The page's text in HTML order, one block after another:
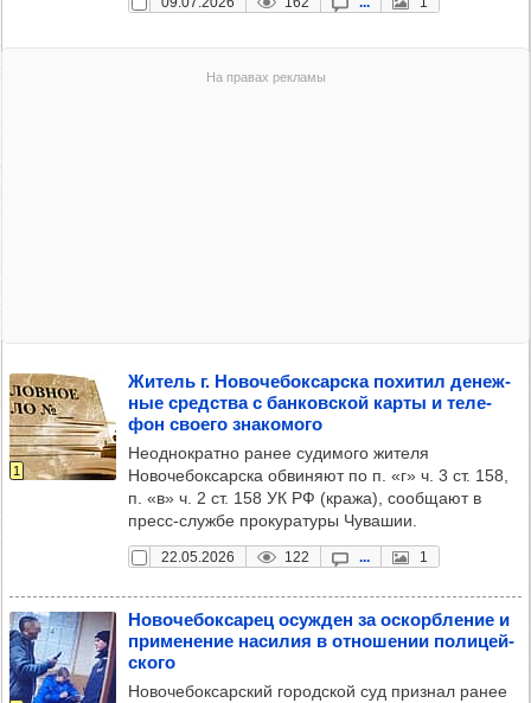
1
Житель г. Ново­че­бок­сар­ска похи­тил денеж­
ные средс­тва с бан­ков­ской карты и теле­
фон сво­его зна­ко­мого
Неоднократно ранее судимого жителя
Новочебоксарска обвиняют по п. «г» ч. 3 ст. 158,
п. «в» ч. 2 ст. 158 УК РФ (кража), сообщают в
пресс-службе прокуратуры Чувашии.
22.05.2026 122 ... 1
Ново­че­бок­са­рец осуж­ден за оскор­бле­ние и
при­ме­не­ние наси­лия в отно­ше­нии поли­цей­
ского
Новочебоксарский городской суд признал ранее